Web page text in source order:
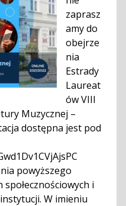
zaprasz
amy do
obejrze
nia
Estrady
Laureat
ów VIII
Muzycznej –
dostępna jest pod
powyższego
i
W imieniu